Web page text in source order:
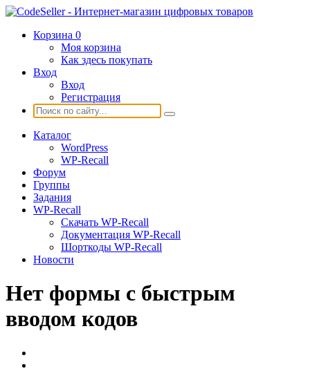
Корзина 0
Моя корзина
Как здесь покупать
Вход
Вход
Регистрация
Каталог
WordPress
WP-Recall
Форум
Группы
Задания
WP-Recall
Скачать WP-Recall
Документация WP-Recall
Шорткоды WP-Recall
Новости
Нет формы с быстрым
вводом кодов